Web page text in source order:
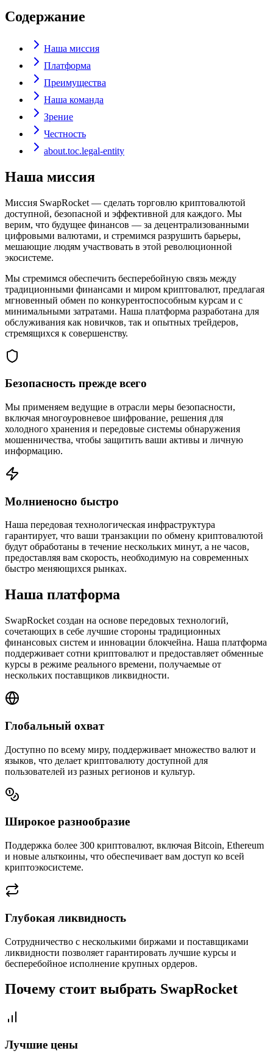
Содержание
Наша миссия
Платформа
Преимущества
Наша команда
Зрение
Честность
about.toc.legal-entity
Наша миссия
Миссия SwapRocket — сделать торговлю криптовалютой
доступной, безопасной и эффективной для каждого. Мы
верим, что будущее финансов — за децентрализованными
цифровыми валютами, и стремимся разрушить барьеры,
мешающие людям участвовать в этой революционной
экосистеме.
Мы стремимся обеспечить бесперебойную связь между
традиционными финансами и миром криптовалют, предлагая
мгновенный обмен по конкурентоспособным курсам и с
минимальными затратами. Наша платформа разработана для
обслуживания как новичков, так и опытных трейдеров,
стремящихся к совершенству.
Безопасность прежде всего
Мы применяем ведущие в отрасли меры безопасности,
включая многоуровневое шифрование, решения для
холодного хранения и передовые системы обнаружения
мошенничества, чтобы защитить ваши активы и личную
информацию.
Молниеносно быстро
Наша передовая технологическая инфраструктура
гарантирует, что ваши транзакции по обмену криптовалютой
будут обработаны в течение нескольких минут, а не часов,
предоставляя вам скорость, необходимую на современных
быстро меняющихся рынках.
Наша платформа
SwapRocket создан на основе передовых технологий,
сочетающих в себе лучшие стороны традиционных
финансовых систем и инновации блокчейна. Наша платформа
поддерживает сотни криптовалют и предоставляет обменные
курсы в режиме реального времени, получаемые от
нескольких поставщиков ликвидности.
Глобальный охват
Доступно по всему миру, поддерживает множество валют и
языков, что делает криптовалюту доступной для
пользователей из разных регионов и культур.
Широкое разнообразие
Поддержка более 300 криптовалют, включая Bitcoin, Ethereum
и новые альткоины, что обеспечивает вам доступ ко всей
криптоэкосистеме.
Глубокая ликвидность
Сотрудничество с несколькими биржами и поставщиками
ликвидности позволяет гарантировать лучшие курсы и
бесперебойное исполнение крупных ордеров.
Почему стоит выбрать SwapRocket
Лучшие цены